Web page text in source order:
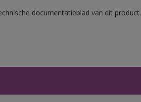
documentatieblad van dit product.